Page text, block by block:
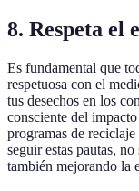
8. Respeta el
Es fundamental que
respetuosa con el
tus desechos en los
consciente del
programas de
seguir estas pautas,
también mejorando la